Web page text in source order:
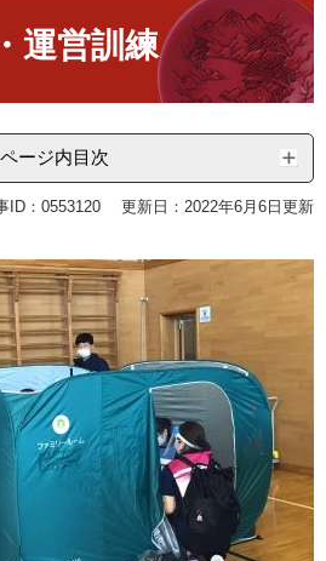
運営訓練
ページ内目次
ID：0553120 更新日：2022年6月6日更新